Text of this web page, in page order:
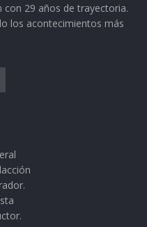
29 años de trayectoria.
los acontecimientos más